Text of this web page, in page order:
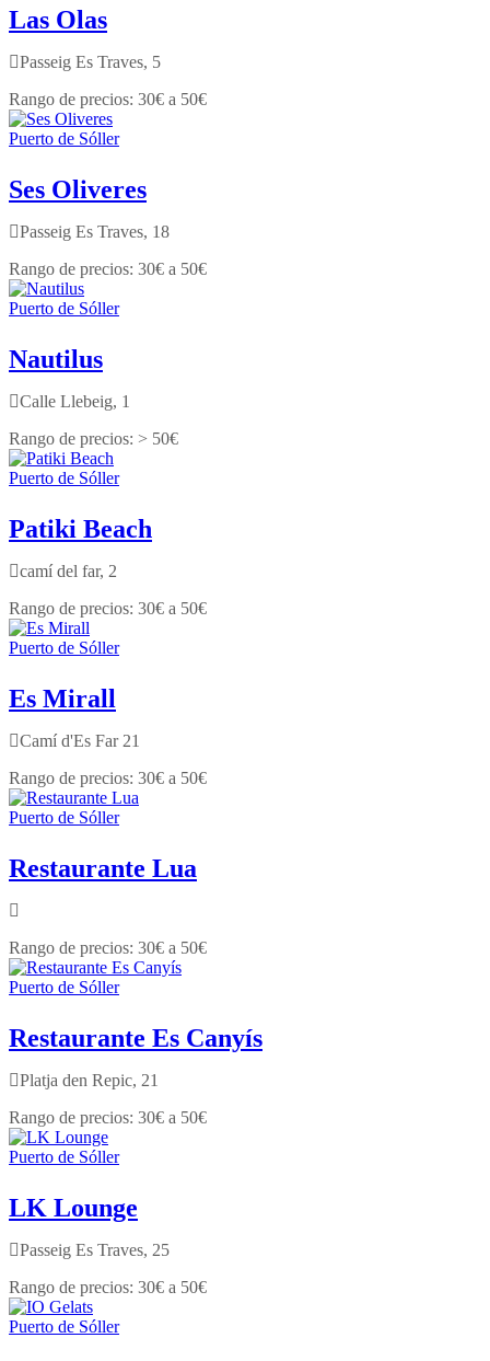
Las Olas
Passeig Es Traves, 5
30€ a 50€
Puerto de Sóller
Ses Oliveres
Passeig Es Traves, 18
30€ a 50€
Puerto de Sóller
Nautilus
Calle Llebeig, 1
> 50€
Puerto de Sóller
Patiki Beach
camí del far, 2
30€ a 50€
Puerto de Sóller
Es Mirall
Camí d'Es Far 21
30€ a 50€
Puerto de Sóller
Restaurante Lua
30€ a 50€
Puerto de Sóller
Restaurante Es Canyís
Platja den Repic, 21
30€ a 50€
Puerto de Sóller
LK Lounge
Passeig Es Traves, 25
30€ a 50€
Puerto de Sóller